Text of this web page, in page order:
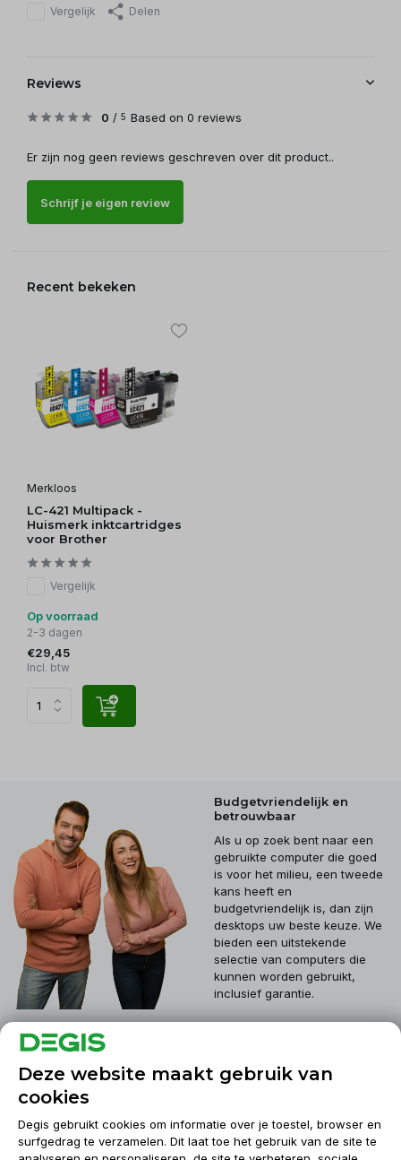
Vergelijk Delen
Reviews
0 / 5 Based on 0 reviews
Er zijn nog geen reviews geschreven over dit product..
Schrijf je eigen review
Recent bekeken
Merkloos
LC-421 Multipack -
Huismerk inktcartridges
voor Brother
Vergelijk
Op voorraad
2-3 dagen
€29,45
Incl. btw
Budgetvriendelijk en
betrouwbaar
Als u op zoek bent naar een
gebruikte computer die goed
is voor het milieu, een tweede
kans heeft en
budgetvriendelijk is, dan zijn
desktops uw beste keuze. We
bieden een uitstekende
selectie van computers die
kunnen worden gebruikt,
inclusief garantie.
Klantenservice
Deze website maakt gebruik van
cookies
Degis gebruikt cookies om informatie over je toestel, browser en
surfgedrag te verzamelen. Dit laat toe het gebruik van de site te